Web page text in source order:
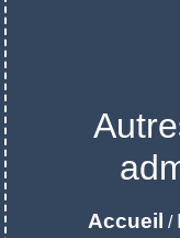
Accueil /